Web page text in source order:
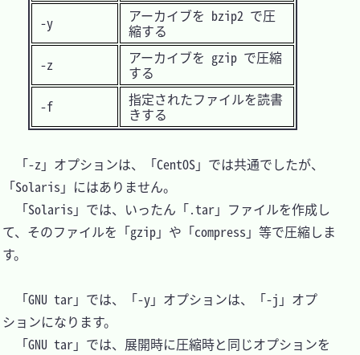
-y
アーカイブを bzip2 で圧
縮する
-z
アーカイブを gzip で圧縮
する
-f
指定されたファイルを読書
きする
「-z」オプションは、「CentOS」では共通でしたが、
「Solaris」にはありません。
「Solaris」では、いったん「.tar」ファイルを作成し
て、そのファイルを「gzip」や「compress」等で圧縮しま
す。
「GNU tar」では、「-y」オプションは、「-j」オプ
ションになります。
「GNU tar」では、展開時に圧縮時と同じオプションを